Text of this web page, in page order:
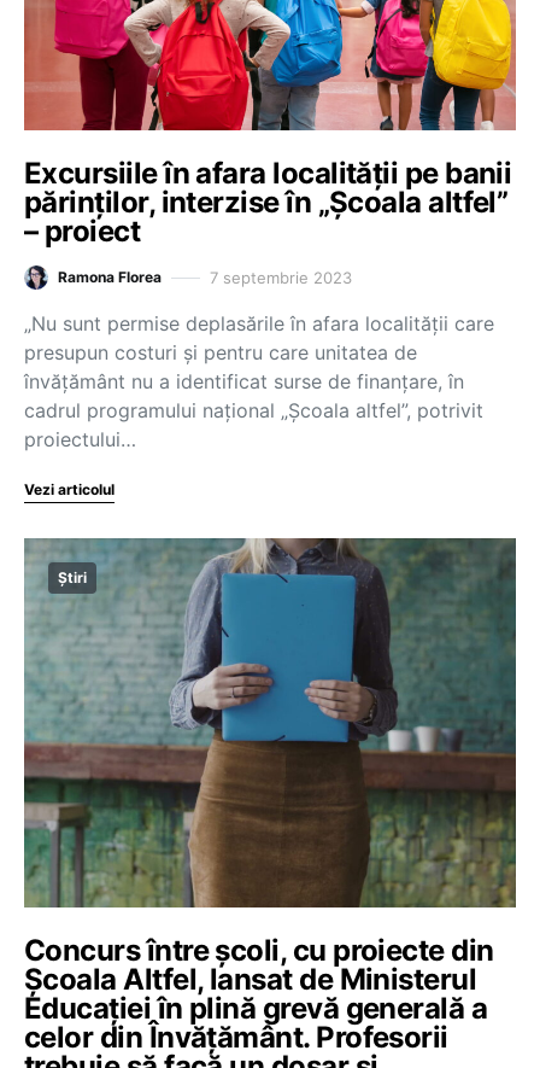
Excursiile în afara localității pe banii
părinților, interzise în „Școala altfel”
– proiect
Ramona Florea 7 septembrie 2023
„Nu sunt permise deplasările în afara localității care
presupun costuri și pentru care unitatea de
învățământ nu a identificat surse de finanțare, în
cadrul programului național „Școala altfel”, potrivit
proiectului…
Vezi articolul
Știri
Concurs între școli, cu proiecte din
Școala Altfel, lansat de Ministerul
Educației în plină grevă generală a
celor din Învățământ. Profesorii